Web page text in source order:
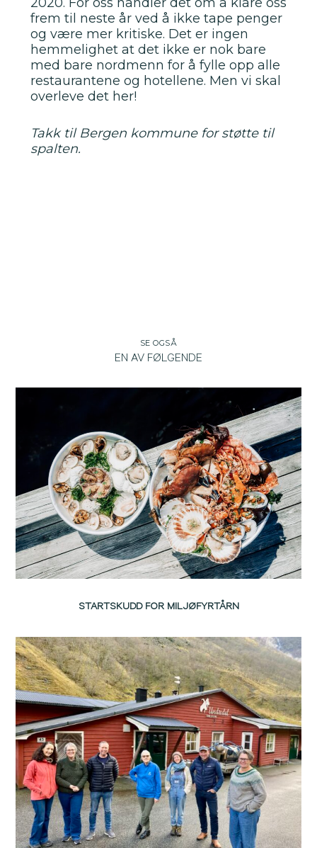
frem til neste år ved å ikke tape penger
og være mer kritiske. Det er ingen
hemmelighet at det ikke er nok bare
med bare nordmenn for å fylle opp alle
restaurantene og hotellene. Men vi skal
overleve det her!
Takk til Bergen kommune for støtte til
spalten.
SE OGSÅ
EN AV FØLGENDE
STARTSKUDD FOR MILJØFYRTÅRN